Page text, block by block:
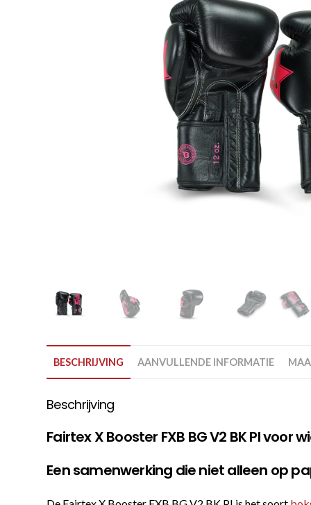
Voor
Bokszak
bokszak
Stoot-
BESCHRIJVING AANVULLENDE INFORMATIE
Beschrijving
Fairtex X Booster FXB BG V2 BK PI voor
Een samenwerking die niet alleen op